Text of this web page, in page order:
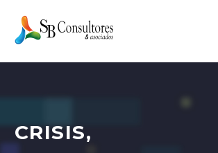
CRISIS,